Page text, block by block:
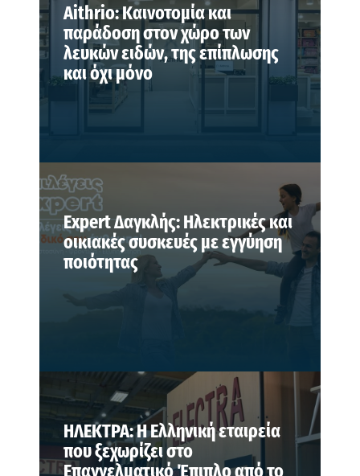
Aithrio: Καινοτομία και
παράδοση στον χώρο των
λευκών ειδών, της επίπλωσης
και όχι μόνο
Expert Δαγκλής: Ηλεκτρικές και
οικιακές συσκευές με εγγύηση
ποιότητας
ΗΛΕΚΤΡΑ: Η Ελληνική εταιρεία
που ξεχωρίζει στο
Επαγγελματικό Έπιπλο από το